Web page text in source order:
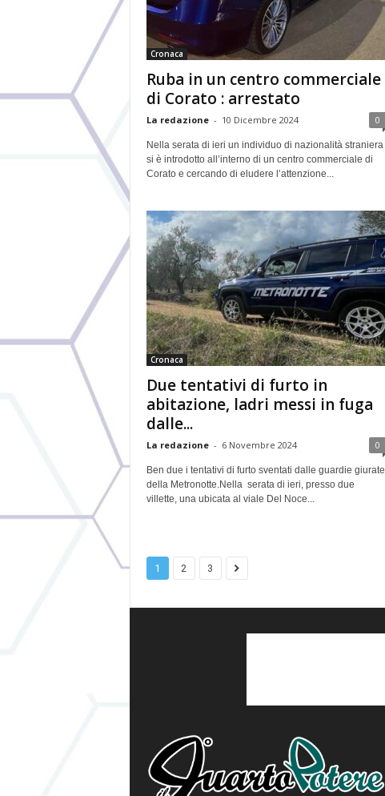
Cronaca
Ruba in un centro commerciale
di Corato : arrestato
La redazione - 10 Dicembre 2024 0
Nella serata di ieri un individuo di nazionalità straniera
si è introdotto all’interno di un centro commerciale di
Corato e cercando di eludere l’attenzione...
Cronaca
Due tentativi di furto in
abitazione, ladri messi in fuga
dalle...
La redazione - 6 Novembre 2024 0
Ben due i tentativi di furto sventati dalle guardie giurate
della Metronotte.Nella serata di ieri, presso due
villette, una ubicata al viale Del Noce...
1 2 3